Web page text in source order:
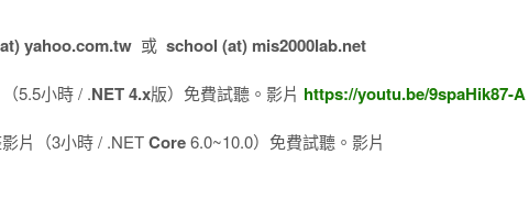
yahoo.com.tw 或 school (at) mis2000lab.net
5.5小時 / .NET 4.x版）免費試聽。影片 https://youtu.be/9spaHik87-A
片（3小時 / .NETCore6.0~10.0）免費試聽。影片